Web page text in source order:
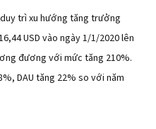
trì xu hướng tăng trưởng
USD vào ngày 1/1/2020 lên
đương với mức tăng 210%.
DAU tăng 22% so với năm